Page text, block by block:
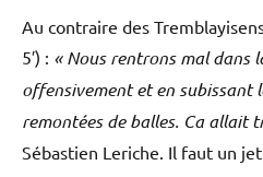
Au contraire des
5′) : « Nous rentrons mal dans
offensivement et en subissant
remontées de balles. Ca allait
Sébastien Leriche. Il faut un